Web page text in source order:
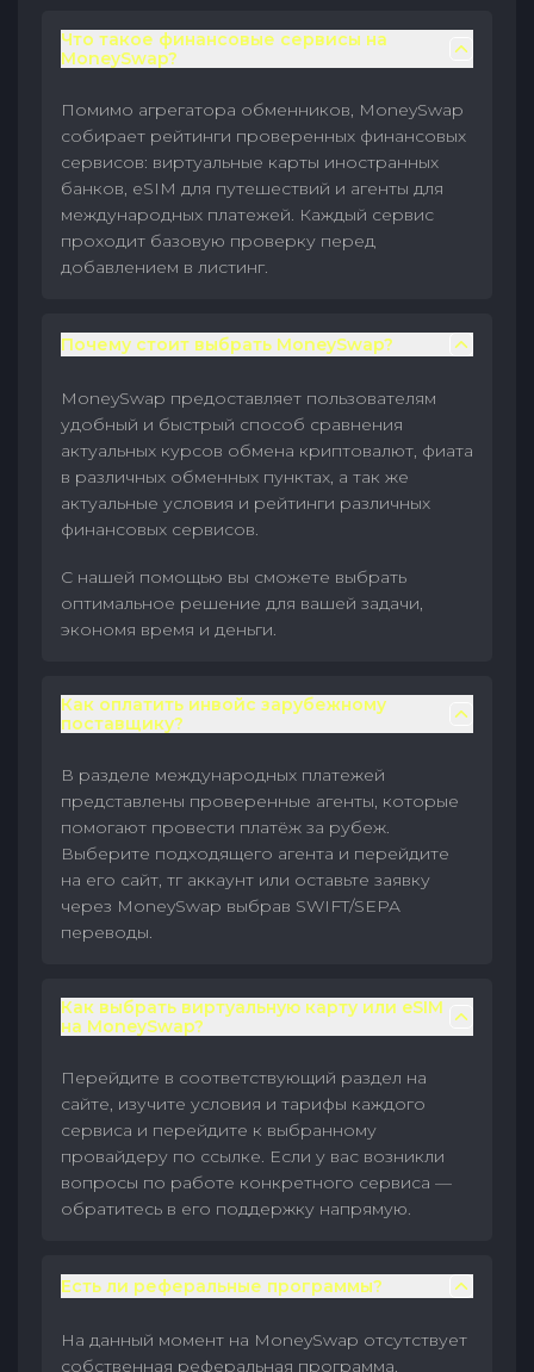
Что такое финансовые сервисы на
MoneySwap?
Помимо агрегатора обменников, MoneySwap
собирает рейтинги проверенных финансовых
сервисов: виртуальные карты иностранных
банков, eSIM для путешествий и агенты для
международных платежей. Каждый сервис
проходит базовую проверку перед
добавлением в листинг.
Почему стоит выбрать MoneySwap?
MoneySwap предоставляет пользователям
удобный и быстрый способ сравнения
актуальных курсов обмена криптовалют, фиата
в различных обменных пунктах, а так же
актуальные условия и рейтинги различных
финансовых сервисов.
С нашей помощью вы сможете выбрать
оптимальное решение для вашей задачи,
экономя время и деньги.
Как оплатить инвойс зарубежному
поставщику?
В разделе международных платежей
представлены проверенные агенты, которые
помогают провести платёж за рубеж.
Выберите подходящего агента и перейдите
на его сайт, тг аккаунт или оставьте заявку
через MoneySwap выбрав SWIFT/SEPA
переводы.
Как выбрать виртуальную карту или eSIM
на MoneySwap?
Перейдите в соответствующий раздел на
сайте, изучите условия и тарифы каждого
сервиса и перейдите к выбранному
провайдеру по ссылке. Если у вас возникли
вопросы по работе конкретного сервиса —
обратитесь в его поддержку напрямую.
Есть ли реферальные программы?
На данный момент на MoneySwap отсутствует
собственная реферальная программа.